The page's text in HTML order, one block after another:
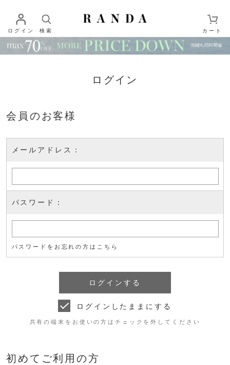
ログイン 検索 カート
ログイン
会員のお客様
メールアドレス：
パスワード：
パスワードをお忘れの方はこちら
ログインしたままにする
共有の端末をお使いの方はチェックを外してください
初めてご利用の方